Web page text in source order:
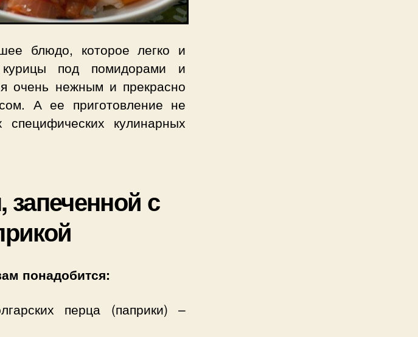
блюдо, которое легко и
под помидорами и
очень нежным и прекрасно
А ее приготовление не
кулинарных
с
понадобится:
перца (паприки) –